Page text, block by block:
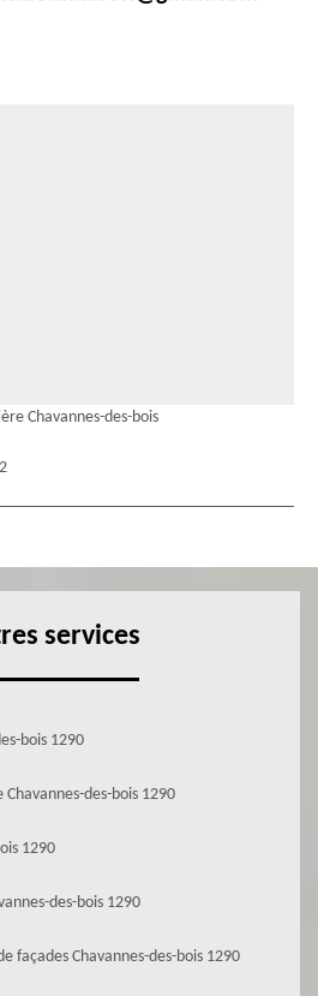
Chavannes-des-bois
services
bois 1290
des-bois 1290
1290
des-bois 1290
façades Chavannes-des-bois 1290